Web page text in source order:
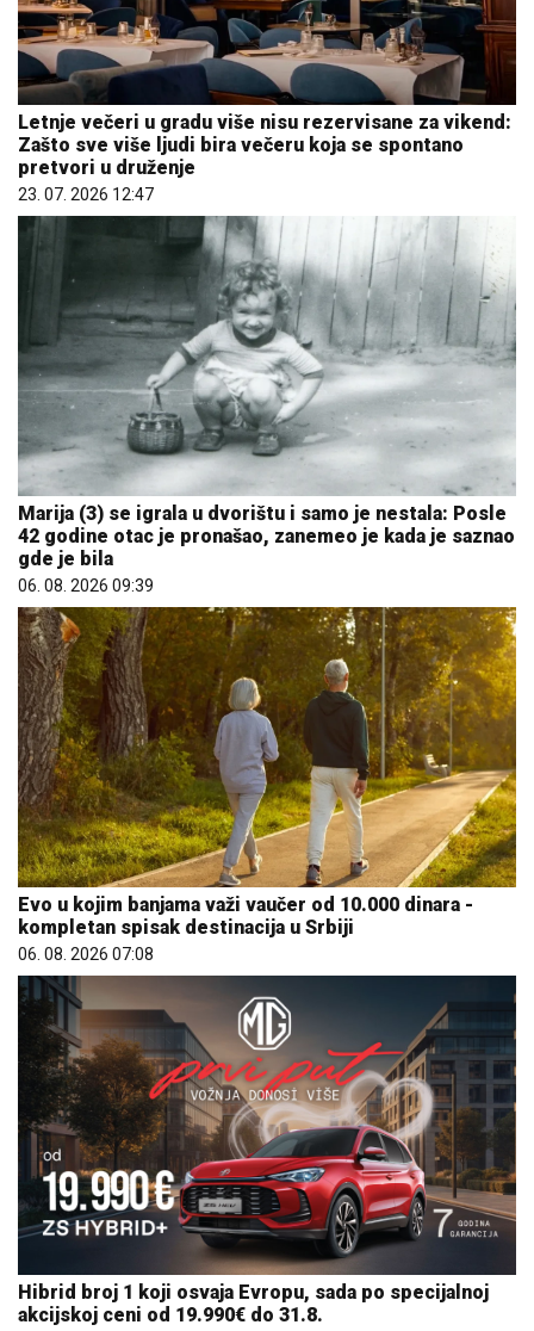
Letnje večeri u gradu više nisu rezervisane za vikend:
Zašto sve više ljudi bira večeru koja se spontano
pretvori u druženje
23. 07. 2026 12:47
Marija (3) se igrala u dvorištu i samo je nestala: Posle
42 godine otac je pronašao, zanemeo je kada je saznao
gde je bila
06. 08. 2026 09:39
Evo u kojim banjama važi vaučer od 10.000 dinara -
kompletan spisak destinacija u Srbiji
06. 08. 2026 07:08
Hibrid broj 1 koji osvaja Evropu, sada po specijalnoj
akcijskoj ceni od 19.990€ do 31.8.